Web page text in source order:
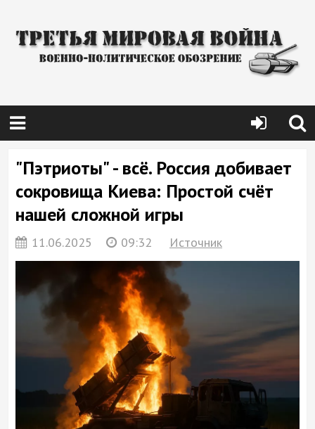
"Пэтриоты" - всё. Россия добивает
сокровища Киева: Простой счёт
нашей сложной игры
11.06.2025 09:32 Источник